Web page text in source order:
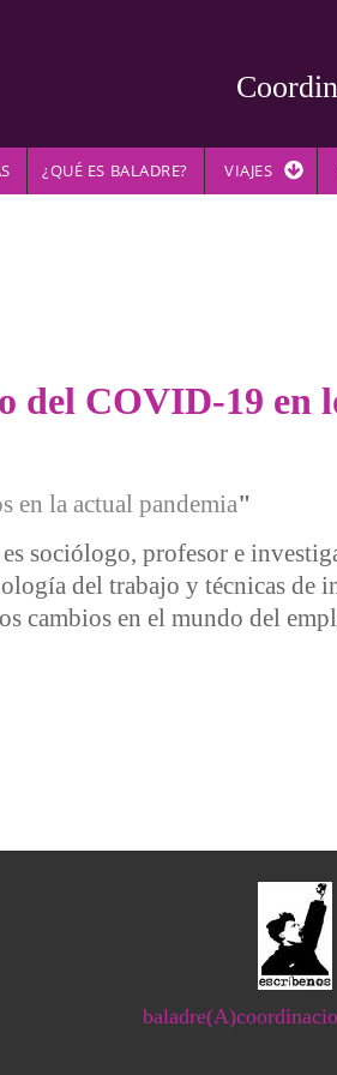
¿QUÉ ES BALADRE? VIAJES
del COVID-19 en
en la actual pandemia"
sociólogo, profesor e
del trabajo y técnicas
cambios en el mundo del
COVID-19 en los gig workers